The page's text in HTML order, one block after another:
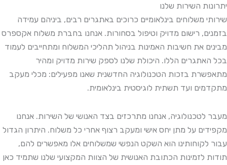
יתרונות השירות שלנו
שירותי משלוחים בינלאומיים כרוכים באתגרים רבים, ביניהם עמידה
בזמנים, רישום מדויק וטיפול בסחורות. אנחנו בחברת משלוח אקספרס
מבינים את חשיבות האמינות בניהול תהליכי המשלוח ומתחייבים לעמוד
בכל האתגרים הללו. היכולת שלנו לספק שירות מדויק ומהיר
מתאפשרת בזכות הטכנולוגיה החדשנית שאנו מפעילים: מכלי מעקב
מתקדמים ועד תשתית לוגיסטית בינלאומית.
מעבר לטכנולוגיה, אנחנו מתרכזים בצד האנושי של השירות. אנחנו
מקפידים על מתן יחס אישי ומעקב רצוף אחרי כל משלוח. היתרון הגדול
עבור לקוחותינו הוא השקט הנפשי שמשלוחים אלו מאפשרים להם,
תודות לזמינות הכתובת האנושית של הצוות המקצועי שלנו שתמיד כאן